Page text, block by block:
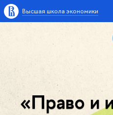
Высшая школа экономики
«Право и